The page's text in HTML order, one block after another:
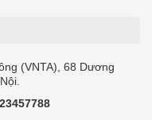
(VNTA), 68 Dương